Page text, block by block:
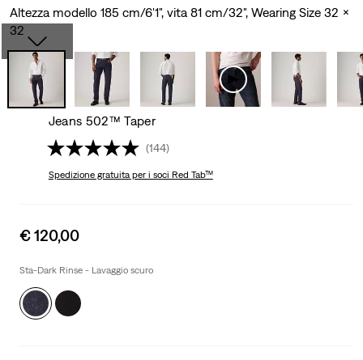
Altezza modello 185 cm/6'1", vita 81 cm/32", Wearing Size 32 x
32
Jeans 502™ Taper
(144)
Spedizione gratuitaper i soci Red Tab™
Sale
is
€ 120,00
Sta-Dark Rinse - Lavaggio scuro